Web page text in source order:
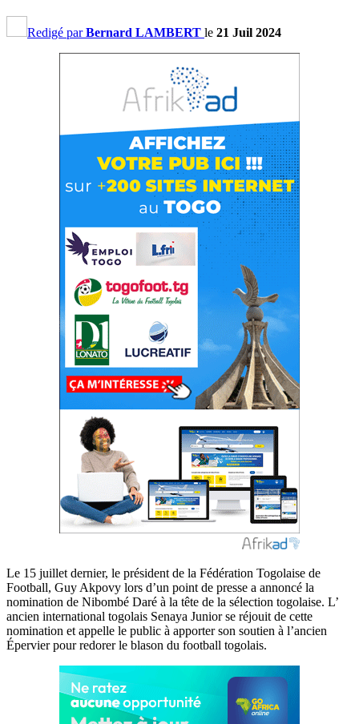
Redigé parBernard LAMBERT le 21 Juil 2024
Le 15 juillet dernier, le président de la Fédération Togolaise de
Football, Guy Akpovy lors d’un point de presse a annoncé la
nomination de Nibombé Daré à la tête de la sélection togolaise. L’
ancien international togolais Senaya Junior se réjouit de cette
nomination et appelle le public à apporter son soutien à l’ancien
Épervier pour redorer le blason du football togolais.